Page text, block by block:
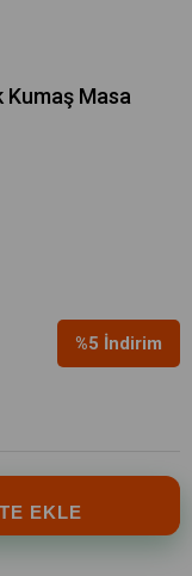
Kumaş Masa
%5 İndirim